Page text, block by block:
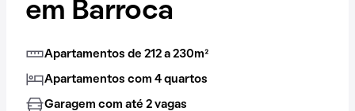
em Barroca
Apartamentos de 212 a 230m²
Apartamentos com 4 quartos
Garagem com até 2 vagas